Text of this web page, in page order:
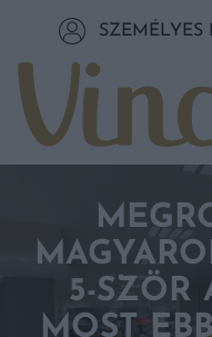
Tovább a tartalomhoz
SZEMÉLYES
5-SZÖR
MOST